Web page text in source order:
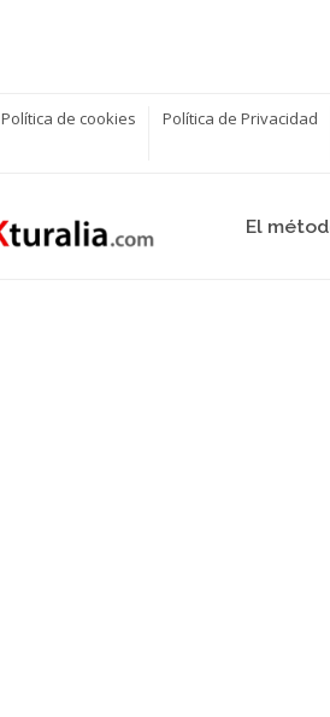
Política de cookies Política de Privacidad
El